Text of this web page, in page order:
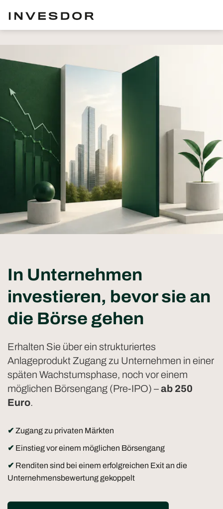
In Unternehmen
investieren, bevor sie an
die Börse gehen
Erhalten Sie über ein strukturiertes
Anlageprodukt Zugang zu Unternehmen in einer
späten Wachstumsphase, noch vor einem
möglichen Börsengang (Pre-IPO) –ab 250
Euro.
✔ Zugang zu privaten Märkten
✔ Einstieg vor einem möglichen Börsengang
✔ Renditen sind bei einem erfolgreichen Exit an die
Unternehmensbewertung gekoppelt